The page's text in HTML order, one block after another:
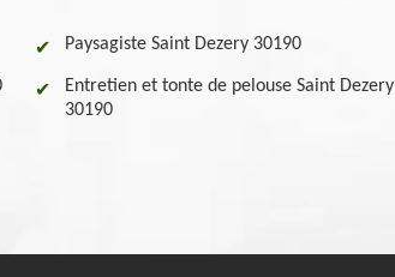
Paysagiste Saint Dezery 30190
Entretien et tonte de pelouse Saint Dezery
30190